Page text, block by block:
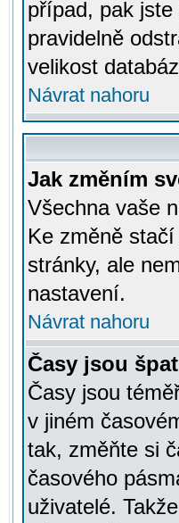
případ, pak
pravidelně
velikost
Návrat nahoru
Jak změním
Všechna vaše
Ke změně
stránky, ale
nastavení.
Návrat nahoru
Časy jsou
Časy jsou
v jiném
tak, změňte si
časového
uživatelé.